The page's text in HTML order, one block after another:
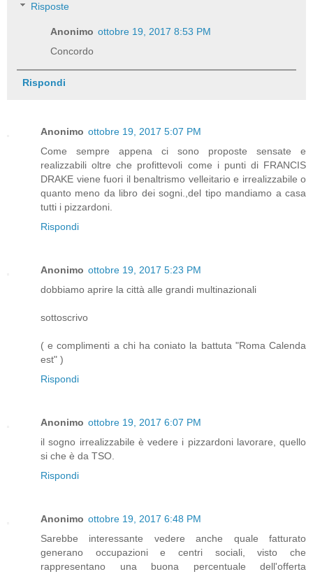
Risposte
Anonimo ottobre 19, 2017 8:53 PM
Concordo
Rispondi
Anonimo ottobre 19, 2017 5:07 PM
Come sempre appena ci sono proposte sensate e
realizzabili oltre che profittevoli come i punti di FRANCIS
DRAKE viene fuori il benaltrismo velleitario e irrealizzabile o
quanto meno da libro dei sogni.,del tipo mandiamo a casa
tutti i pizzardoni.
Rispondi
Anonimo ottobre 19, 2017 5:23 PM
dobbiamo aprire la città alle grandi multinazionali
sottoscrivo
( e complimenti a chi ha coniato la battuta "Roma Calenda
est" )
Rispondi
Anonimo ottobre 19, 2017 6:07 PM
il sogno irrealizzabile è vedere i pizzardoni lavorare, quello
si che è da TSO.
Rispondi
Anonimo ottobre 19, 2017 6:48 PM
Sarebbe interessante vedere anche quale fatturato
generano occupazioni e centri sociali, visto che
rappresentano una buona percentuale dell'offerta